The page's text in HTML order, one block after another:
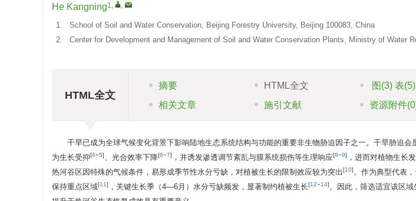
He Kangning1, ,
1.
School of Soil and Water Conservation, Beijing Forestry University, Beijing 100083, China
2.
Center for Development and Management of Soil and Water Conservation Plants, Ministry of Water
HTML全文
摘要 HTML全文 图 (3) 表(5)
相关文章
施引文献 资源附件
干旱已成为全球气候变化背景下影响陆地生态系统结构与功能的重要非生物胁迫因子之一。干旱胁迫会
为生长受抑[4−5]、光合效率下降[6−7] ，并诱发渗透调节紊乱与膜系统损伤等生理响应[8−9] ，进而对植物生长
热河谷区因特殊的气候条件，易形成季节性水分亏缺，对植被生长的限制效应较为突出[10]。作为典型代表
保持重点区域[11] ，关键生长季（4—6月）水分亏缺频发，显著制约植被生长[12−14]。因此，筛选适宜该区